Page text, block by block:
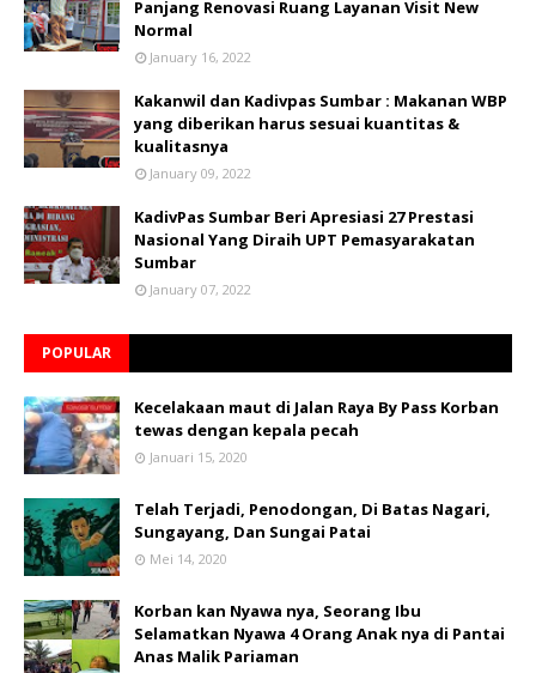
Panjang Renovasi Ruang Layanan Visit New
Normal
January 16, 2022
Kakanwil dan Kadivpas Sumbar : Makanan WBP
yang diberikan harus sesuai kuantitas &
kualitasnya
January 09, 2022
KadivPas Sumbar Beri Apresiasi 27 Prestasi
Nasional Yang Diraih UPT Pemasyarakatan
Sumbar
January 07, 2022
POPULAR
Kecelakaan maut di Jalan Raya By Pass Korban
tewas dengan kepala pecah
Januari 15, 2020
Telah Terjadi, Penodongan, Di Batas Nagari,
Sungayang, Dan Sungai Patai
Mei 14, 2020
Korban kan Nyawa nya, Seorang Ibu
Selamatkan Nyawa 4 Orang Anak nya di Pantai
Anas Malik Pariaman